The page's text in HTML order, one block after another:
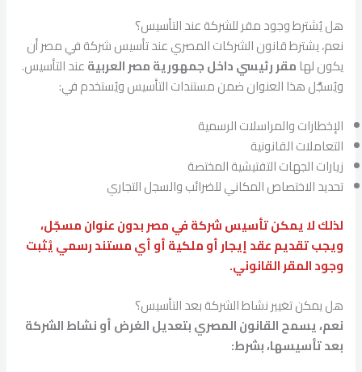
هل يُشترط وجود مقر للشركة عند التأسيس؟
نعم، يشترط قانون الشركات المصري عند تأسيس شركة في مصر أن
يكون لها مقر رئيسي داخل جمهورية مصر العربيةعند التأسيس.
ويُسجَّل هذا العنوان ضمن مستندات التأسيس ويُستخدم في:
الإخطارات والمراسلات الرسمية
التعاملات القانونية
زيارات الجهات التفتيشية المختصة
تحديد الاختصاص المكاني للضرائب والسجل التجاري
لذلك لا يمكن تأسيس شركة في مصر بدون عنوان مسجّل،
ويجب تقديم عقد إيجار أو ملكية أو أي مستند رسمي يُثبت
وجود المقر القانوني.
هل يمكن تغيير نشاط الشركة بعد التأسيس؟
نعم، يسمح القانون المصري بتعديل الغرض أو نشاط الشركة
بعد تأسيسها، بشرط: